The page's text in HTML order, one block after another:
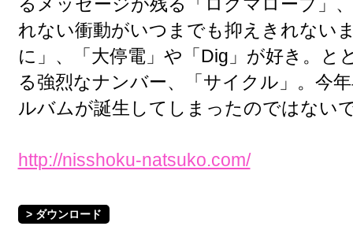
るメッセージが残る「ログマロープ」
れない衝動がいつまでも抑えきれない
に」、「大停電」や「Dig」が好き。と
る強烈なナンバー、「サイクル」。今
ルバムが誕生してしまったのではない
http://nisshoku-natsuko.com/
> ダウンロード